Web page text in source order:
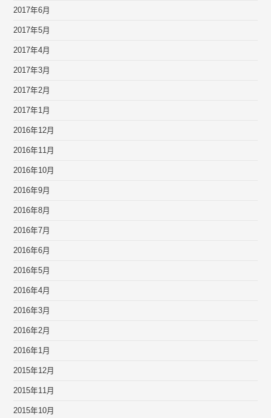
2017年6月
2017年5月
2017年4月
2017年3月
2017年2月
2017年1月
2016年12月
2016年11月
2016年10月
2016年9月
2016年8月
2016年7月
2016年6月
2016年5月
2016年4月
2016年3月
2016年2月
2016年1月
2015年12月
2015年11月
2015年10月